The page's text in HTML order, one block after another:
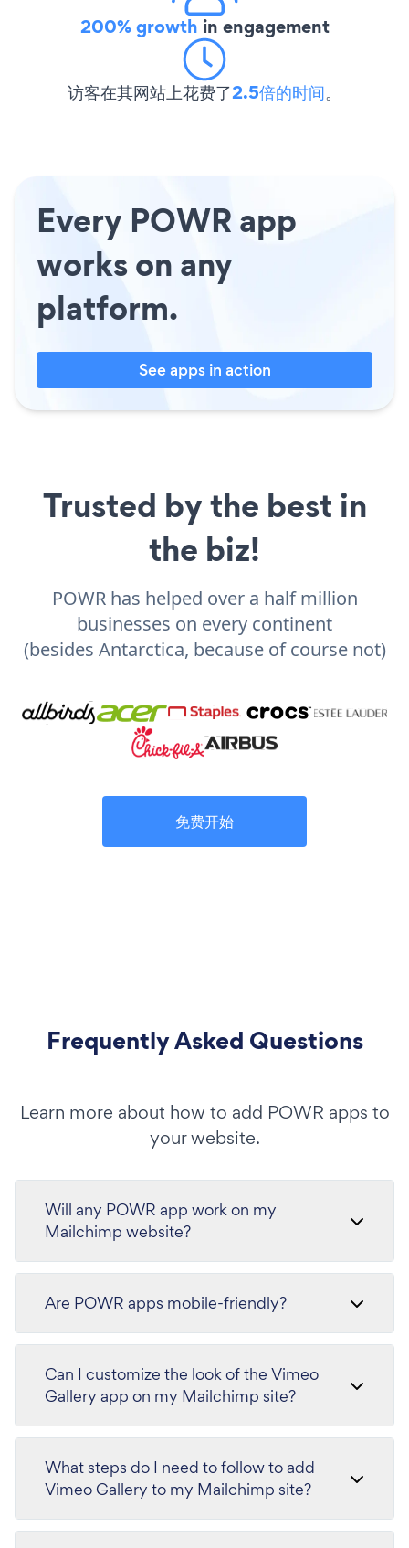
200% growth in engagement
访客在其网站上花费了2.5倍的时间。
Every POWR app
works on any
platform.
See apps in action
Trusted by the best in
the biz!
POWR has helped over a half million
businesses on every continent
(besides Antarctica, because of course not)
免费开始
Frequently Asked Questions
Learn more about how to add POWR apps to
your website.
Will any POWR app work on my
Mailchimp website?
Are POWR apps mobile-friendly?
Can I customize the look of the Vimeo
Gallery app on my Mailchimp site?
What steps do I need to follow to add
Vimeo Gallery to my Mailchimp site?